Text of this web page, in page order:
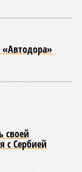
что тогда
огромное
периода
всё
в реки,
ливни
в
накрыло